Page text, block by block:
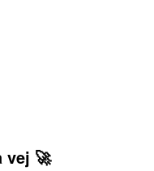
vej 🚀